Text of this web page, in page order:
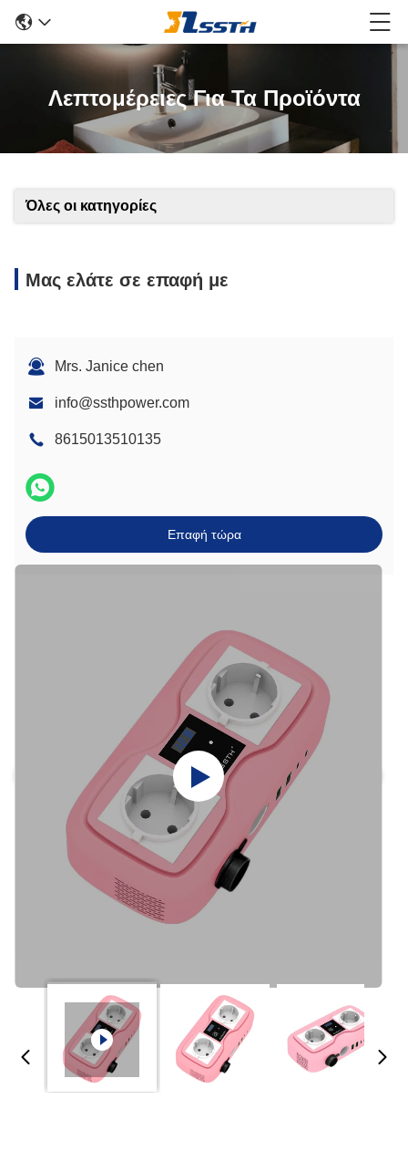
Λεπτομέρειες Για Τα Προϊόντα
Όλες οι κατηγορίες
Μας ελάτε σε επαφή με
Mrs. Janice chen
info@ssthpower.com
8615013510135
Επαφή τώρα